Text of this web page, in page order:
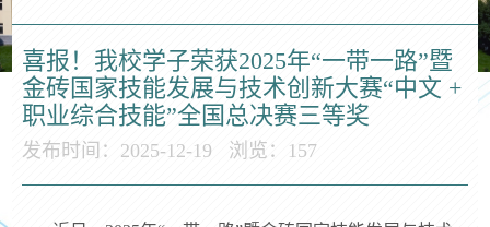
喜报！我校学子荣获2025年“一带一路”暨
金砖国家技能发展与技术创新大赛“中文 +
职业综合技能”全国总决赛三等奖
发布时间：2025-12-19 浏览： 157